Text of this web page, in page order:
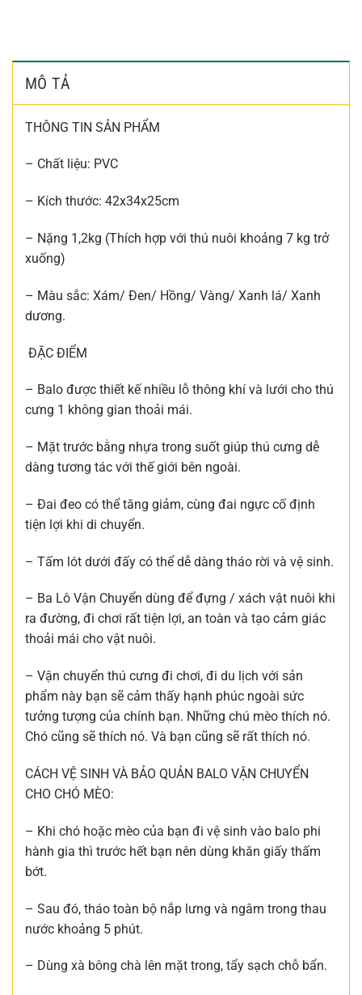
MÔ TẢ
THÔNG TIN SẢN PHẨM
– Chất liệu: PVC
– Kích thước: 42x34x25cm
– Nặng 1,2kg (Thích hợp với thú nuôi khoảng 7 kg trở
xuống)
– Màu sắc: Xám/ Đen/ Hồng/ Vàng/ Xanh lá/ Xanh
dương.
ĐẶC ĐIỂM
– Balo được thiết kế nhiều lỗ thông khí và lưới cho thú
cưng 1 không gian thoải mái.
– Mặt trước bằng nhựa trong suốt giúp thú cưng dễ
dàng tương tác với thế giới bên ngoài.
– Đai đeo có thể tăng giảm, cùng đai ngực cố định
tiện lợi khi di chuyển.
– Tấm lót dưới đấy có thể dễ dàng tháo rời và vệ sinh.
– Ba Lô Vận Chuyển dùng để đựng / xách vật nuôi khi
ra đường, đi chơi rất tiện lợi, an toàn và tạo cảm giác
thoải mái cho vật nuôi.
– Vận chuyển thú cưng đi chơi, đi du lịch với sản
phẩm này bạn sẽ cảm thấy hạnh phúc ngoài sức
tưởng tượng của chính bạn. Những chú mèo thích nó.
Chó cũng sẽ thích nó. Và bạn cũng sẽ rất thích nó.
CÁCH VỆ SINH VÀ BẢO QUẢN BALO VẬN CHUYỂN
CHO CHÓ MÈO:
– Khi chó hoặc mèo của bạn đi vệ sinh vào balo phi
hành gia thì trước hết bạn nên dùng khăn giấy thấm
bớt.
– Sau đó, tháo toàn bộ nắp lưng và ngâm trong thau
nước khoảng 5 phút.
– Dùng xà bông chà lên mặt trong, tẩy sạch chỗ bẩn.